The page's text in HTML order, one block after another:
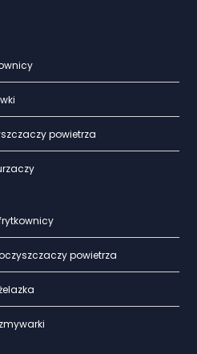
powietrza
powietrza